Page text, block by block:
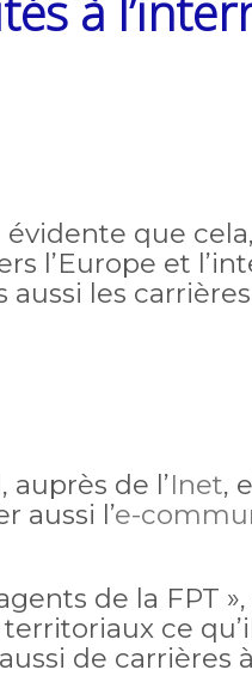
que
l’Europe et
les
de l’Inet,
aussi l’e-
de la FPT
ce
de carrières